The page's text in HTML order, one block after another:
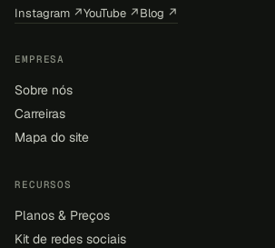
Instagram ↗YouTube ↗Blog ↗
EMPRESA
Sobre nós
Carreiras
Mapa do site
RECURSOS
Planos & Preços
Kit de redes sociais